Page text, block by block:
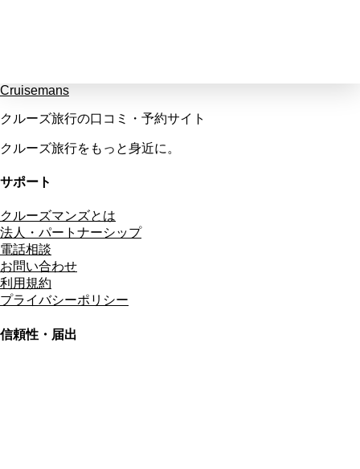
Cruisemans
クルーズ旅行の口コミ・予約サイト
クルーズ旅行をもっと身近に。
サポート
クルーズマンズとは
法人・パートナーシップ
電話相談
お問い合わせ
利用規約
プライバシーポリシー
信頼性・届出